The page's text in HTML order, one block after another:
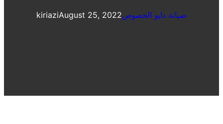
kiriaziAugust 25, 2022صيانة دايو الخصوص